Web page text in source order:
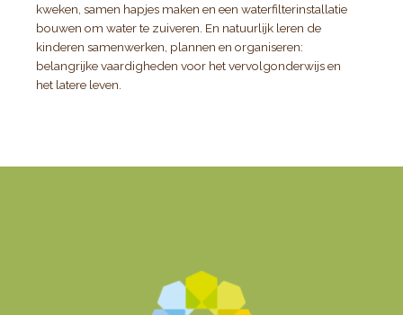
kweken, samen hapjes maken en een waterfilterinstallatie
bouwen om water te zuiveren. En natuurlijk leren de
kinderen samenwerken, plannen en organiseren:
belangrijke vaardigheden voor het vervolgonderwijs en
het latere leven.